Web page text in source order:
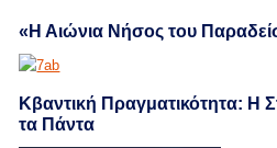
«Η Αιώνια Νήσος του
Κβαντική Πραγματικότητα: Η
τα Πάντα